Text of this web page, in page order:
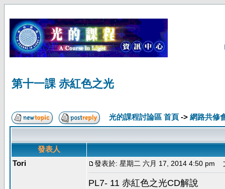
第十一課 赤紅色之光
光的課程討論區 首頁 -> 網路共修
發表人
Tori
發表於: 星期二 六月 17, 2014 4:50 pm
PL7- 11 赤紅色之光CD解說